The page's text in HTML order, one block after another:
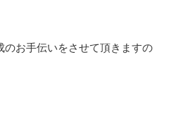
のお手伝いをさせて頂きますの